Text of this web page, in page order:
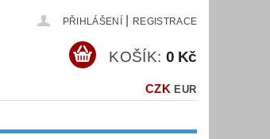
PŘIHLÁŠENÍ REGISTRACE
CZK EUR
KOŠÍK: 0 Kč